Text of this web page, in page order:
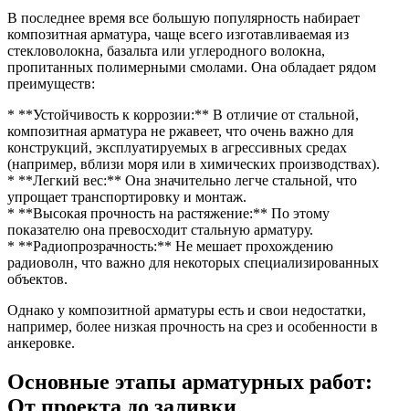
В последнее время все большую популярность набирает
композитная арматура, чаще всего изготавливаемая из
стекловолокна, базальта или углеродного волокна,
пропитанных полимерными смолами. Она обладает рядом
преимуществ:
* **Устойчивость к коррозии:** В отличие от стальной,
композитная арматура не ржавеет, что очень важно для
конструкций, эксплуатируемых в агрессивных средах
(например, вблизи моря или в химических производствах).
* **Легкий вес:** Она значительно легче стальной, что
упрощает транспортировку и монтаж.
* **Высокая прочность на растяжение:** По этому
показателю она превосходит стальную арматуру.
* **Радиопрозрачность:** Не мешает прохождению
радиоволн, что важно для некоторых специализированных
объектов.
Однако у композитной арматуры есть и свои недостатки,
например, более низкая прочность на срез и особенности в
анкеровке.
Основные этапы арматурных работ: